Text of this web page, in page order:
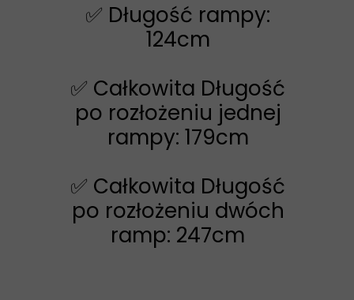
✅ Długość rampy:
124cm
✅ Całkowita Długość
po rozłożeniu jednej
rampy: 179cm
✅ Całkowita Długość
po rozłożeniu dwóch
ramp: 247cm